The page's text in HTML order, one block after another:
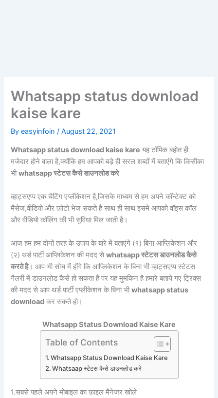
Whatsapp status download
kaise kare
Byeasyinfoin/August 22, 2021
Whatsapp status download kaise kare यह टॉपिक बहोत ही
मजेदार होने वाला है,क्योंकि हम आपको बड़े ही सरल शब्दों में बताएंगे कि किसीका
भीwhatsapp स्टेटस कैसे डाउनलोड करे
व्हाट्सएप्प एक चैटिंग एप्लीकेशन है,जिसके माध्यम से हम अपने कॉन्टेक्ट को
मैसेज,वीडियो और फ़ोटो भेज सकते है साथ ही साथ इसमे आपको वॉइस कॉल
और वीडियो कॉलिंग की भी सुविधा मिल जाती है।
आज हम हम दोनों तरह के उपाय के बारे में बताएंगे (१) बिना आप्लिकेशन और
(२) थर्ड पार्टी आप्लिकेशन की मदद सेwhatsapp स्टेटस डाउनलोड कैसे
करते है। आप भी सोच में होंगे कि आप्लिकेशन के बिना भी व्हाट्सएप्प स्टेटस
गैलरी में डाउनलोड कैसे हो सकता है पर यह मुमकिन है हमारे बताये गए ट्रिक्स
की मदद से आप थर्ड पार्टी एप्लीकेशन के बिना भीwhatsapp status
download कर सकते हो।
Whatsapp Status Download Kaise Kare
Table of Contents
Whatsapp Status Download Kaise Kare
Whatsaap स्टेटस कैसे डाउनलोड करे
1.सबसे पहले अपने मोबाइल का फ़ाइल मैनेजर खोले